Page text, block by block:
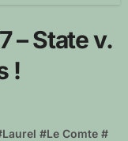
– State v.
!
Laurel #Le Comte #